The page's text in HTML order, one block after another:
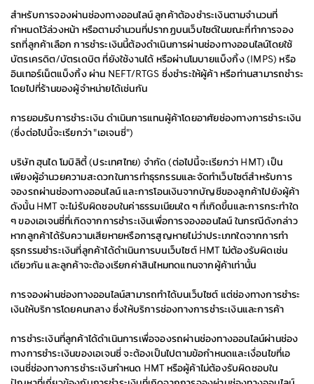
สำหรับการจองผ่านช่องทางออนไลน์ ลูกค้าต้องชำระเงินตามจำนวนที่
กำหนดไว้ล่วงหน้า หรือตามจำนวนที่ปรากฏบนเว็บไซต์ในขณะที่ทำการจอง
รถที่ลูกค้าเลือก การชำระเงินนี้ต้องดำเนินการผ่านช่องทางออนไลน์โดยใช้
บัตรเครดิต/บัตรเดบิต ที่ยังใช้งานได้ หรือผ่านโมบายแบ็งกิ้ง (IMPS) หรือ
อินเทอร์เน็ตแบ็งกิ้ง ผ่าน NEFT/RTGS ซึ่งชำระให้ผู้ค้า หรือท่านสามารถชำระ
โดยไปที่ร้านของผู้จำหน่ายได้เช่นกัน
การยอมรับการชำระเงิน ดำเนินการแทนผู้ค้าโดยอาศัยช่องทางการชำระเงิน
(ซึ่งต่อไปนี้จะเรียกว่า "เอเจนซี่")
บริษัท ฮุนได โมบิลิตี้ (ประเทศไทย) จำกัด (ต่อไปนี้จะเรียกว่า HMT) เป็น
เพียงผู้อำนวยความสะดวกในการทำธุรกรรมและจัดทำเว็บไซต์สำหรับการ
จองรถผ่านช่องทางออนไลน์ และการโอนเงินจากบัญชีของลูกค้าไปยังผู้ค้า
ดังนั้น HMT จะไม่รับผิดชอบในค่าธรรมเนียมใด ๆ ที่เกิดขึ้นและการกระทำใด
ๆ ของเอเจนซี่ที่เกิดจากการชำระเงินเพื่อการจองออนไลน์ ในกรณีดังกล่าว
หากลูกค้าได้รับความเสียหายหรือการสูญหายไม่ว่าประเภทใดจากการทำ
ธุรกรรมชำระเงินที่ลูกค้าได้ดำเนินการบนเว็บไซต์ HMT ไม่ต้องรับผิดเช่น
เดียวกัน และลูกค้าจะต้องเรียกค่าสินไหมทดแทนจากผู้ค้าเท่านั้น
การจองผ่านช่องทางออนไลน์สามารถทำได้บนเว็บไซต์ แต่ช่องทางการชำระ
เงินให้บริการโดยคนกลาง ซึ่งให้บริการช่องทางการชำระเงินและการค้า
การชำระเงินที่ลูกค้าได้ดำเนินการเพื่อจองรถผ่านช่องทางออนไลน์ผ่านช่อง
ทางการชำระเงินของเอเจนซี่ จะต้องเป็นไปตามข้อกำหนดและเงื่อนไขที่เอ
เจนซี่ช่องทางการชำระเงินกำหนด HMT หรือผู้ค้าไม่ต้องรับผิดชอบใน